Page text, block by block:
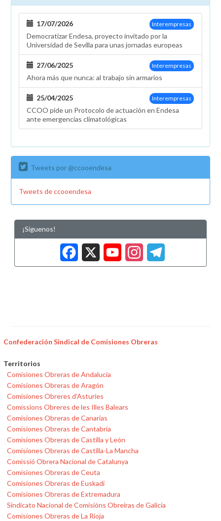
E-
Distribución
en
Granada
Interempresas
17/07/2026
Democratizar Endesa, proyecto invitado por la
Universidad de Sevilla para unas jornadas europeas
Interempresas
27/06/2025
Ahora más que nunca: al trabajo sin armarios
Interempresas
25/04/2025
CCOO pide un Protocolo de actuación en Endesa
ante emergencias climatológicas
Tweets por @ccooendesa
Tweets de ccooendesa
¡Síguenos!
Facebook
X
Confederación Sindical de Comisiones Obreras
Territorios
Comisiones Obreras de Andalucía
Comisiones Obreras de Aragón
Comisiones Obreres d'Asturies
Comissions Obreres de les Illes Balears
Comisiones Obreras de Canarias
Comisiones Obreras de Cantabria
Comisiones Obreras de Castilla y León
Comisiones Obreras de Castilla-La Mancha
Comissió Obrera Nacional de Catalunya
Comisiones Obreras de Ceuta
Comisiones Obreras de Euskadi
Comisiones Obreras de Extremadura
Sindicato Nacional de Comisións Obreiras de Galicia
Comisiones Obreras de La Rioja